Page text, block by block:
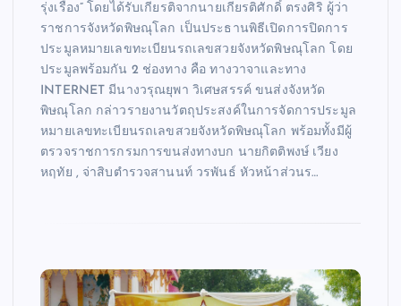
รุ่งเรือง” โดยได้รับเกียรติจากนายเกียรติศักดิ์ ตรงศิริ ผู้ว่า
ราชการจังหวัดพิษณุโลก เป็นประธานพิธีเปิดการปิดการ
ประมูลหมายเลขทะเบียนรถเลขสวยจังหวัดพิษณุโลก โดย
ประมูลพร้อมกัน 2 ช่องทาง คือ ทางวาจาและทาง
INTERNET มีนางวรุณยุพา วิเศษสรรค์ ขนส่งจังหวัด
พิษณุโลก กล่าวรายงานวัตถุประสงค์ในการจัดการประมูล
หมายเลขทะเบียนรถเลขสวยจังหวัดพิษณุโลก พร้อมทั้งมีผู้
ตรวจราชการกรมการขนส่งทางบก นายกิตติพงษ์ เวียง
หฤทัย , จ่าสิบตำรวจสานนท์ วรพันธ์ หัวหน้าส่วนร…